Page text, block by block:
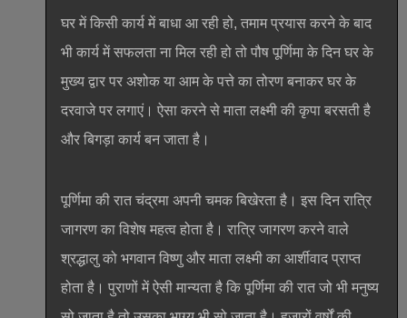
घर में किसी कार्य में बाधा आ रही हो, तमाम प्रयास करने के बाद
भी कार्य में सफलता ना मिल रही हो तो पौष पूर्णिमा के दिन घर के
मुख्य द्वार पर अशोक या आम के पत्ते का तोरण बनाकर घर के
दरवाजे पर लगाएं। ऐसा करने से माता लक्ष्मी की कृपा बरसती है
और बिगड़ा कार्य बन जाता है।
पूर्णिमा की रात चंद्रमा अपनी चमक बिखेरता है। इस दिन रात्रि
जागरण का विशेष महत्व होता है। रात्रि जागरण करने वाले
श्रद्धालु को भगवान विष्णु और माता लक्ष्मी का आर्शीवाद प्राप्त
होता है। पुराणों में ऐसी मान्यता है कि पूर्णिमा की रात जो भी मनुष्य